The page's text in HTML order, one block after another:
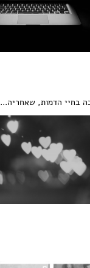
בחיי הדמות, שאחריה...